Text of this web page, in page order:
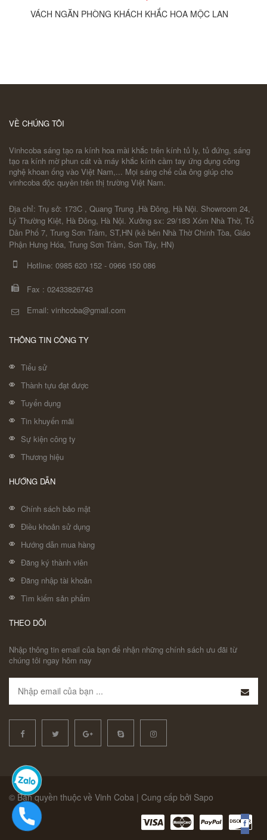
VÁCH NGĂN PHÒNG KHÁCH KHẮC HOA MỘC LAN
VỀ CHÚNG TÔI
Vinhcoba sáng tạo ra kính hoa mài khắc trên kính tủ ly, tủ đứng, sáng
tạo ra kính mờ phun cát và máy khắc kính cầm tay ứng dụng công
nghệ khoan ống vào Việt Nam,... Mọi sáng chế của ông giúp cho
vinhcoba độc quyền trên thị trường Việt Nam.
Địa chỉ: Trụ sở: 173C , Quang Trung ,Hà Đông, Hà Nội. Showroom 24,
Lý Thường Kiệt, Hà Đông, Hà Nội. Xưởng sx: 29/183 Xóm Nhà Thờ, Tổ
Dân Phố 7, Trung Sơn Trầm, ST,HN (kề bên Nhà Thờ Chính Tòa, Giáo
Phận Hưng Hóa, Trung Sơn Trầm, Sơn Tây, HN)
Hotline: 0985 620 152 - 0966 150 086
Fax : 02433826743
Email: vinhcoba@gmail.com
THÔNG TIN CÔNG TY
Tiểu sử
Thành tựu đạt được
Tuyển dụng
Tin khuyến mãi
Sự kiện công ty
Thương hiệu
HƯỚNG DẪN
Chính sách bảo mật
Điều khoản sử dụng
Hướng dẫn mua hàng
Đăng ký thành viên
Đăng nhập tài khoản
Tìm kiếm sản phẩm
THEO DÕI
Nhập thông tin email của bạn để nhận những chính sách ưu đãi từ
chúng tôi ngay hôm nay
© Bản quyền thuộc về Vinh Coba | Cung cấp bởi Sapo